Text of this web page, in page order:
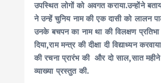
उपस्थित लोगों को अवगत कराया.उन्होंने
ने उन्हें चुनिय नाम की एक दासी को लालन
उनके बचपन का नाम था की विलक्षण
दिया,राम मन्त्र की दीक्षा दी
की रचना प्रारंभ की और दो साल,सात
व्याख्या प्रस्तुत की.